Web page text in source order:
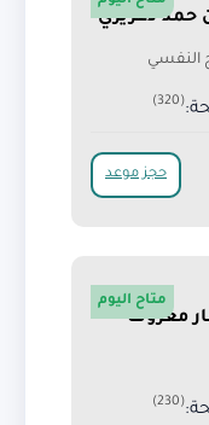
حمد دغريري
النفسي
(320)
حجز موعد
معروف
(230)
متاح اليوم